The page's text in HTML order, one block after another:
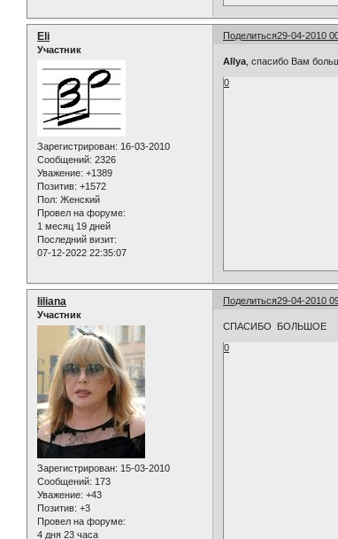
Поделиться29-04-2010
Eli
Участник
Зарегистрирован: 16-03-2010
Сообщений: 2326
Уважение: +1389
Позитив: +1572
Пол: Женский
Провел на форуме:
1 месяц 19 дней
Последний визит:
07-12-2022 22:35:07
AIlya , спасибо Вам
0
Поделиться29-04-2010
liliana
Участник
Зарегистрирован: 15-03-2010
Сообщений: 173
Уважение: +43
Позитив: +3
Провел на форуме:
4 дня 23 часа
СПАСИБО БОЛЬШОЕ
0